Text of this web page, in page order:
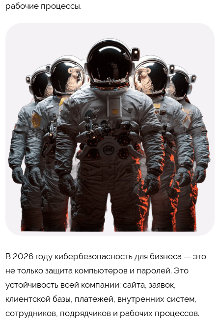
рабочие процессы.
В 2026 году кибербезопасность для бизнеса — это
не только защита компьютеров и паролей. Это
устойчивость всей компании: сайта, заявок,
клиентской базы, платежей, внутренних систем,
сотрудников, подрядчиков и рабочих процессов.